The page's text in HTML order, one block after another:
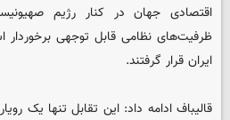
اقتصادی جهان در کنار رژیم
ظرفیت‌های نظامی قابل توجهی برخوردار
ایران قرار گرفتند.
قالیباف ادامه داد: این تقابل تنها یک